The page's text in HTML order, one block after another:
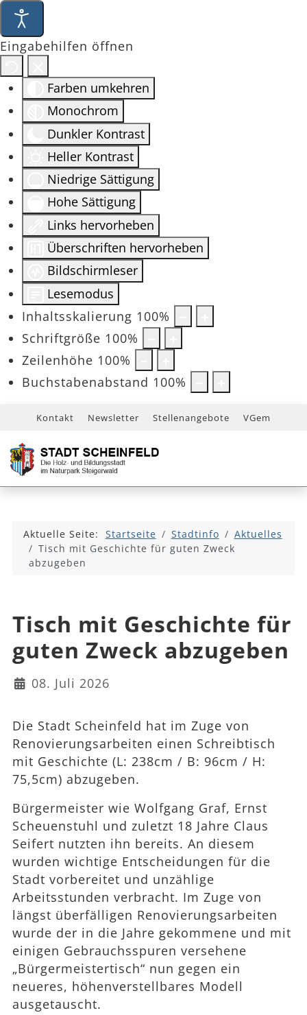
Eingabehilfen öffnen
Farben umkehren
Monochrom
Dunkler Kontrast
Heller Kontrast
Niedrige Sättigung
Hohe Sättigung
Links hervorheben
Überschriften hervorheben
Bildschirmleser
Lesemodus
Inhaltsskalierung 100%
Schriftgröße 100%
Zeilenhöhe 100%
Buchstabenabstand 100%
Kontakt Newsletter Stellenangebote VGem
Aktuelle Seite: Startseite Stadtinfo
Aktuelles
Tisch mit Geschichte für guten Zweck
abzugeben
Tisch mit Geschichte für
guten Zweck abzugeben
Details
08. Juli 2026
Die Stadt Scheinfeld hat im Zuge von
Renovierungsarbeiten einen Schreibtisch
mit Geschichte (L: 238cm / B: 96cm / H:
75,5cm) abzugeben.
Bürgermeister wie Wolfgang Graf, Ernst
Scheuenstuhl und zuletzt 18 Jahre Claus
Seifert nutzten ihn bereits. An diesem
wurden wichtige Entscheidungen für die
Stadt vorbereitet und unzählige
Arbeitsstunden verbracht. Im Zuge von
längst überfälligen Renovierungsarbeiten
wurde der in die Jahre gekommene und mit
einigen Gebrauchsspuren versehene
„Bürgermeistertisch“ nun gegen ein
neueres, höhenverstellbares Modell
ausgetauscht.